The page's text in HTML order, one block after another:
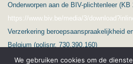
Onderworpen aan de BIV-plichtenleer (KB
https://www.biv.be/media/3/
Verzerkering beroepsaanspraakelijkheid
Belgium (polisnr. 730.390.160)
We gebruiken cookies om de